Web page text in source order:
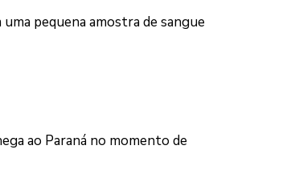
pequena amostra de sangue
ao Paraná no momento de